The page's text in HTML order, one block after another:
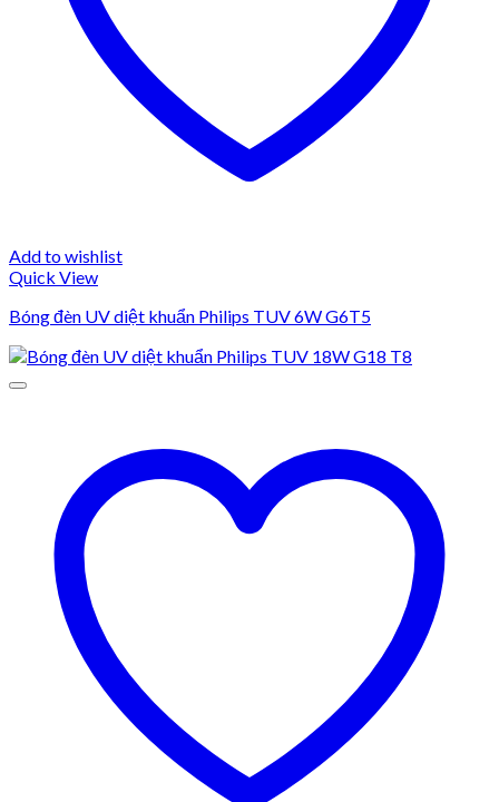
Add to wishlist
Quick View
Bóng đèn UV diệt khuẩn Philips TUV 6W G6T5